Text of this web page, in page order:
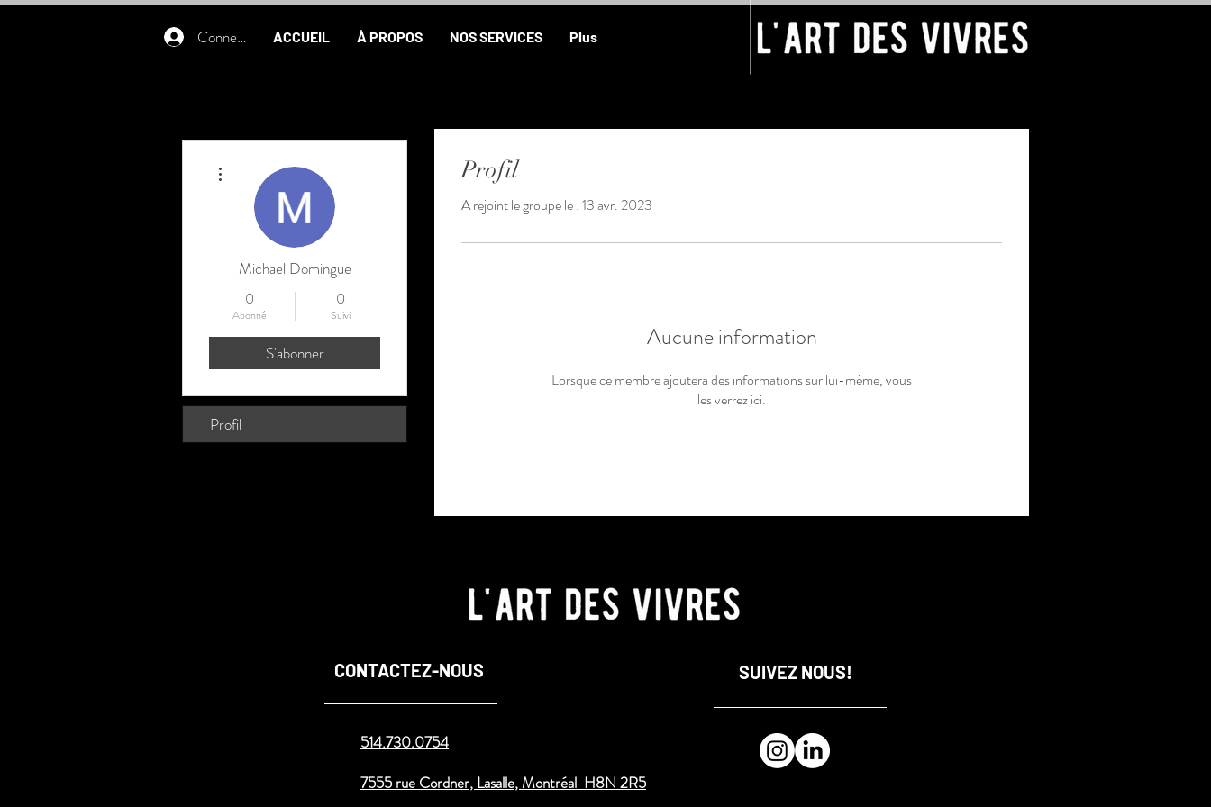
Connexion ACCUEIL À PROPOS NOS SERVICES Plus
Profil
A rejoint le groupe le : 13 avr. 2023
Aucune information
Lorsque ce membre ajoutera des informations sur lui-même, vous
les verrez ici.
Michael Domingue
0
Abonné
0
Suivi
S'abonner
Profil
CONTACTEZ-NOUS
514.730.0754
7555 rue Cordner, Lasalle, Montréal H8N 2R5
SUIVEZ NOUS!